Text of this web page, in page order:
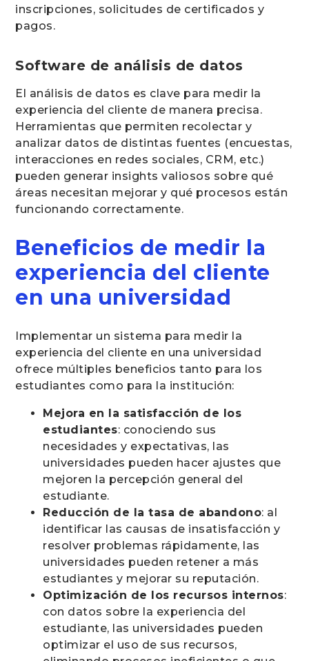
inscripciones, solicitudes de certificados y
pagos.
Software de análisis de datos
El análisis de datos es clave para medir la
experiencia del cliente de manera precisa.
Herramientas que permiten recolectar y
analizar datos de distintas fuentes (encuestas,
interacciones en redes sociales, CRM, etc.)
pueden generar insights valiosos sobre qué
áreas necesitan mejorar y qué procesos están
funcionando correctamente.
Beneficios de medir la
experiencia del cliente
en una universidad
Implementar un sistema para medir la
experiencia del cliente en una universidad
ofrece múltiples beneficios tanto para los
estudiantes como para la institución:
Mejora en la satisfacción de los
estudiantes: conociendo sus
necesidades y expectativas, las
universidades pueden hacer ajustes que
mejoren la percepción general del
estudiante.
Reducción de la tasa de abandono: al
identificar las causas de insatisfacción y
resolver problemas rápidamente, las
universidades pueden retener a más
estudiantes y mejorar su reputación.
Optimización de los recursos internos:
con datos sobre la experiencia del
estudiante, las universidades pueden
optimizar el uso de sus recursos,